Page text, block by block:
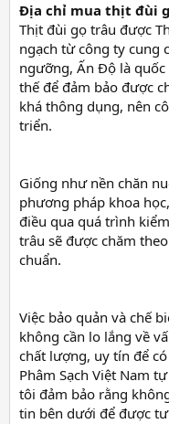
Địa chỉ mua thịt đùi
Thịt đùi gọ trâu được
ngạch từ công ty cung
ngưỡng, Ấn Độ là
thế để đảm bảo được
khá thông dụng, nên
triển.
Giống như nền chăn
phương pháp khoa
điều qua quá trình
trâu sẽ được chăm
chuẩn.
Việc bảo quản và chế
không cần lo lắng về
chất lượng, uy tín để
Phâm Sạch Việt Nam
tôi đảm bảo rằng
tin bên dưới để được